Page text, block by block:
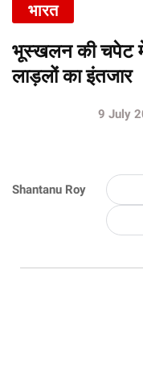
भारत
भूस्खलन की चपेट में
लाड़लों का इंतजार
Shantanu Roy
9 July